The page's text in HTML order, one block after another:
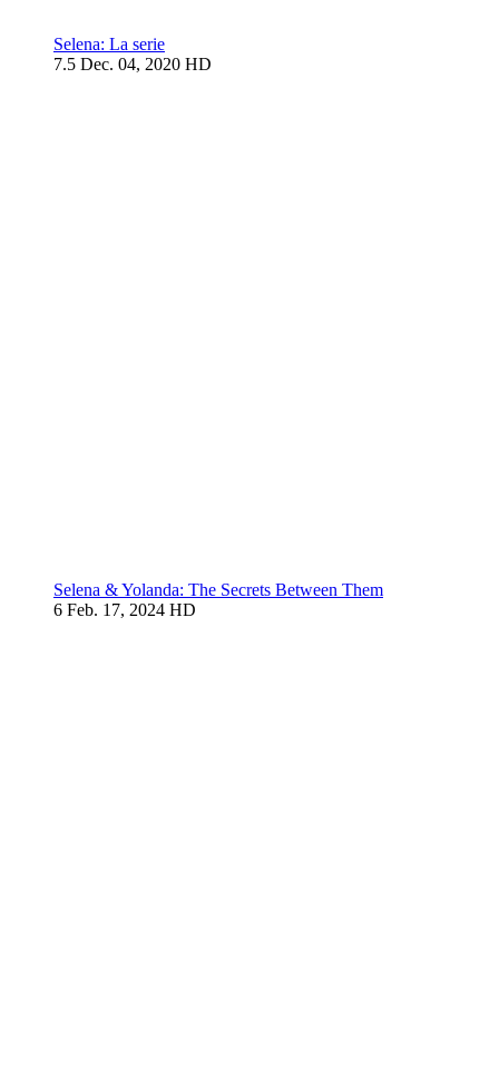
Selena: La serie
7.5 Dec. 04, 2020 HD
Selena & Yolanda: The Secrets Between Them
6 Feb. 17, 2024 HD